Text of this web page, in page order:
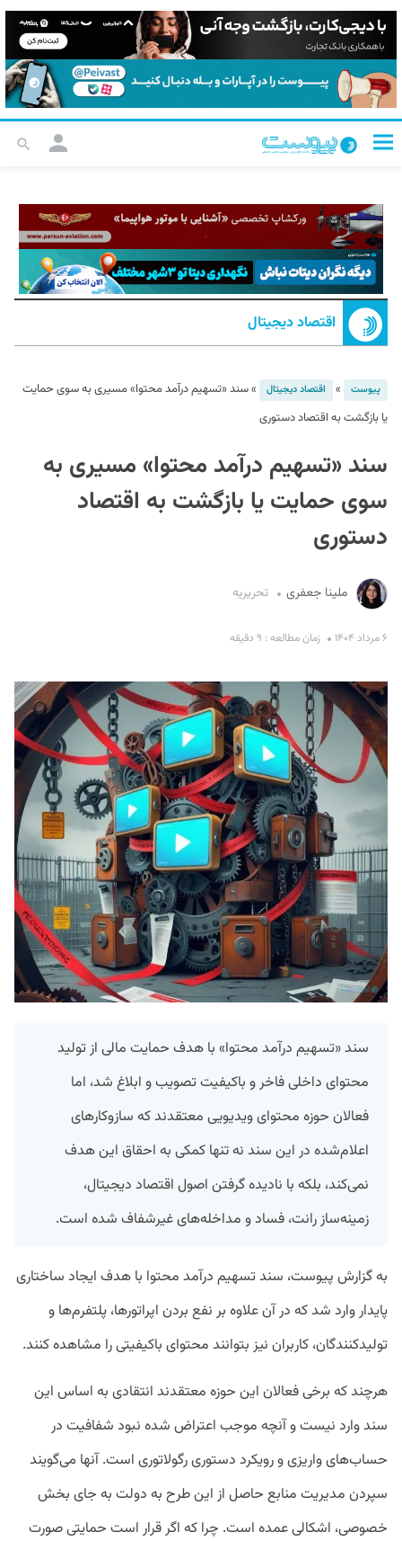
اقتصاد دیجیتال
پیوست » اقتصاد دیجیتال »سند «تسهیم درآمد محتوا» مسیری به سوی حمایت
یا بازگشت به اقتصاد دستوری
سند «تسهیم درآمد محتوا» مسیری به
سوی حمایت یا بازگشت به اقتصاد
دستوری
ملینا جعفری تحریریه
۶ مرداد ۱۴۰۴ زمان مطالعه : ۹ دقیقه
سند «تسهیم درآمد محتوا» با هدف حمایت مالی از تولید
محتوای داخلی فاخر و باکیفیت تصویب و ابلاغ شد، اما
فعالان حوزه محتوای ویدیویی معتقدند که سازوکارهای
اعلام‌شده در این سند نه تنها کمکی به احقاق این هدف
نمی‌کند، بلکه با نادیده گرفتن اصول اقتصاد دیجیتال،
زمینه‌ساز رانت، فساد و مداخله‌های غیرشفاف شده است.
به گزارش پیوست، سند تسهیم درآمد محتوا با هدف ایجاد ساختاری
پایدار وارد شد که در آن علاوه بر نفع بردن اپراتورها، پلتفرم‌ها و
تولیدکنندگان، کاربران نیز بتوانند محتوای باکیفیتی را مشاهده کنند.
هرچند که برخی فعالان این حوزه معتقدند انتقادی به اساس این
سند وارد نیست و آنچه موجب اعتراض‌ شده نبود شفافیت در
حساب‌های واریزی و رویکرد دستوری رگولاتوری است. آنها می‌گویند
سپردن مدیریت منابع حاصل از این طرح به دولت به جای بخش
خصوصی، اشکالی عمده است. چرا که اگر قرار است حمایتی صورت